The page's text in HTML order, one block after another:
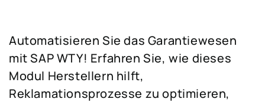
Automatisieren Sie das Garantiewesen
mit SAP WTY! Erfahren Sie, wie dieses
Modul Herstellern hilft,
Reklamationsprozesse zu optimieren,